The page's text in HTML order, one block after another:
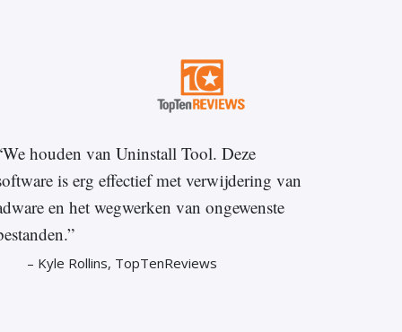
houden van Uninstall Tool. Deze
is erg effectief met verwijdering van
en het wegwerken van ongewenste
– Kyle Rollins, TopTenReviews